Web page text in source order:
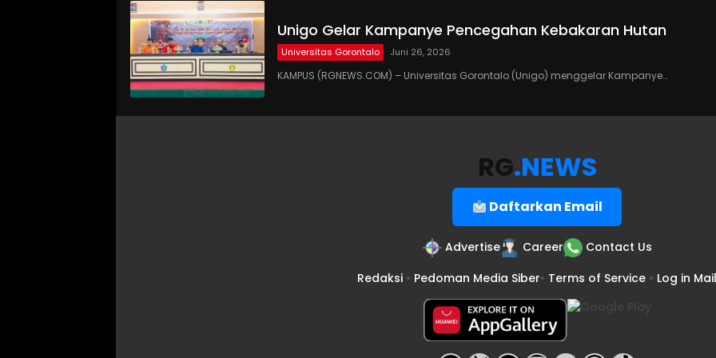
Unigo Gelar Kampanye Pencegahan Kebakaran Hutan
Universitas Gorontalo Juni 26, 2026
KAMPUS (RGNEWS.COM) – Universitas Gorontalo (Unigo) menggelar Kampanye…
RG.NEWS
Daftarkan Email
Advertise Career
Contact Us
Redaksi • Pedoman Media Siber• Terms of Service • Log in Mail